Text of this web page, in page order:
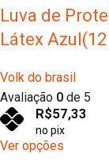
Luva de
Látex
Volk do brasil
Avaliação 0 de 5
R$57,33
no pix
Ver opções